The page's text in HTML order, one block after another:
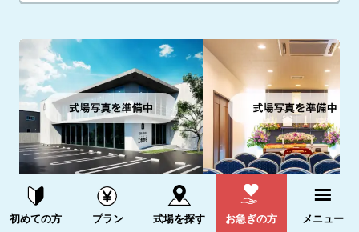
アーバスホール
資料請求する 電話をかける
初めての方 プラン 式場を探す お急ぎの方 メニュー